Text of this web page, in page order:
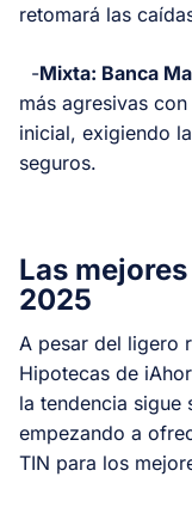
retomará las
-Mixta: Banca
más agresivas
inicial, exigiendo
seguros.
Las
2025
A pesar del ligero
Hipotecas de
la tendencia sigue
empezando a
TIN para los